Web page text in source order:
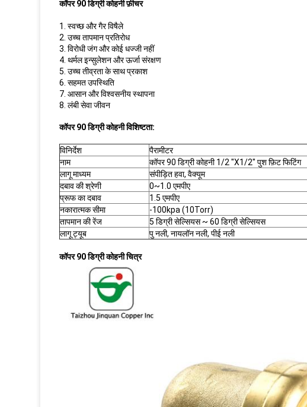
कॉपर 90 डिग्री कोहनी फ़ीचर
1. स्वच्छ और गैर विषैले
2. उच्च तापमान प्रतिरोध
3. विरोधी जंग और कोई धज्जी नहीं
4. थर्मल इन्सुलेशन और ऊर्जा संरक्षण
5. उच्च तीव्रता के साथ प्रकाश
6. सहमत उपस्थिति
7. आसान और विश्वसनीय स्थापना
8. लंबी सेवा जीवन
कॉपर 90 डिग्री कोहनी विशिष्टता:
विनिर्देश
पैरामीटर
नाम
कॉपर 90 डिग्री कोहनी 1/2 ''X1/2'' पुश फ़िट फिटिंग
लागू माध्यम
संपीड़ित हवा, वैक्यूम
दबाव की श्रेणी
0~1.0 एमपीए
प्रूफ का दबाव
1.5 एमपीए
नकारात्मक सीमा
-100kpa (10Torr)
तापमान की रेंज
5 डिग्री सेल्सियस ~ 60 डिग्री सेल्सियस
लागू ट्यूब
पु नली, नायलॉन नली, पीई नली
कॉपर 90 डिग्री कोहनी चित्र